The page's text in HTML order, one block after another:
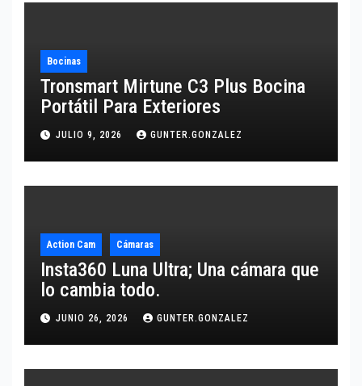
Bocinas
Tronsmart Mirtune C3 Plus Bocina
Portátil Para Exteriores
JULIO 9, 2026 GUNTER.GONZALEZ
Action Cam Cámaras
Insta360 Luna Ultra; Una cámara que
lo cambia todo.
JUNIO 26, 2026 GUNTER.GONZALEZ